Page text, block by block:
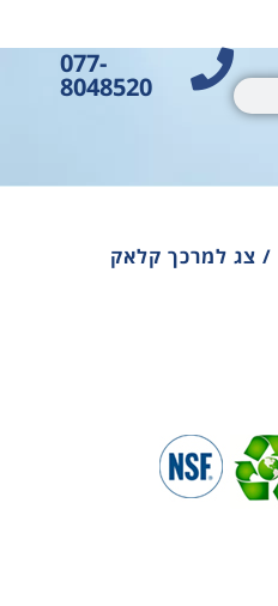
077-
8048520
/ צג למרכך קלאק